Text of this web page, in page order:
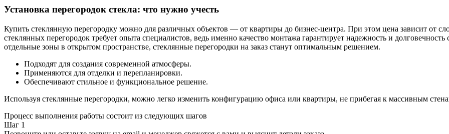
Установка перегородок стекла: что нужно учесть
Купить стеклянную перегородку можно для различных объектов — от квартиры до бизнес-центра. При этом цена зависит от
стеклянных перегородок требует опыта специалистов, ведь именно качество монтажа гарантирует надежность и
отдельные зоны в открытом пространстве, стеклянные перегородки на заказ станут оптимальным решением.
Подходят для создания современной атмосферы.
Применяются для отделки и перепланировки.
Обеспечивают стильное и функциональное решение.
Используя стеклянные перегородки, можно легко изменить конфигурацию офиса или квартиры, не прибегая к массивным
Процесс выполнения работы состоит из следующих шагов
Шаг 1